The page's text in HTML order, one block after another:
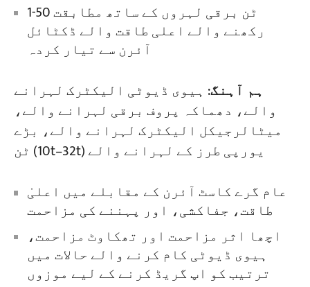
1-50 ٹن برقی لہروں کے ساتھ مطابقت
رکھنے والے اعلی طاقت والے ڈکٹائل
آئرن سے تیار کردہ
ہم آہنگ: ہیوی ڈیوٹی الیکٹرک لہرانے
والے، دھماکہ پروف برقی لہرانے والے،
میٹالرجیکل الیکٹرک لہرانے والے، بڑے
ٹن (10t–32t) یورپی طرز کے لہرانے والے
عام گرے کاسٹ آئرن کے مقابلے میں اعلیٰ
طاقت، جفاکشی، اور پہننے کی مزاحمت
اچھا اثر مزاحمت اور تھکاوٹ مزاحمت،
ہیوی ڈیوٹی کام کرنے والے حالات میں
ترتیب کو اپ گریڈ کرنے کے لیے موزوں